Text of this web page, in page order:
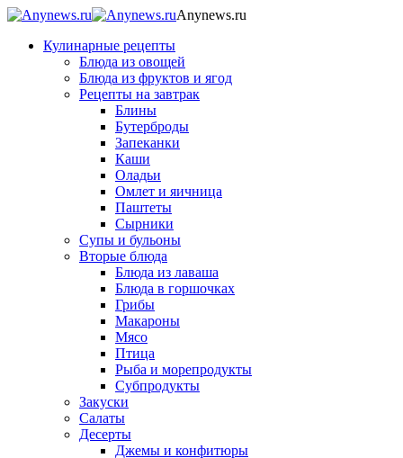
Anynews.ru
Кулинарные рецепты
Блюда из овощей
Блюда из фруктов и ягод
Рецепты на завтрак
Блины
Бутерброды
Запеканки
Каши
Оладьи
Омлет и яичница
Паштеты
Сырники
Супы и бульоны
Вторые блюда
Блюда из лаваша
Блюда в горшочках
Грибы
Макароны
Мясо
Птица
Рыба и морепродукты
Субпродукты
Закуски
Салаты
Десерты
Джемы и конфитюры